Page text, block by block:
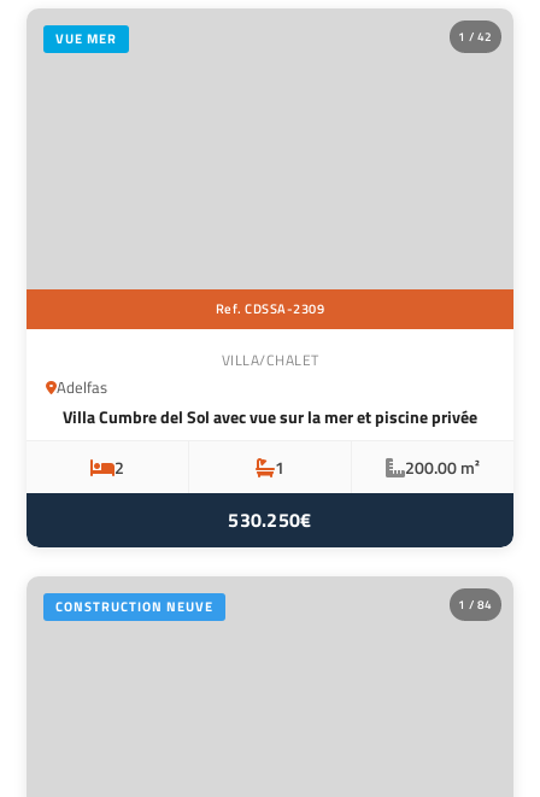
1 / 42
VUE MER
Ref. CDSSA-2309
VILLA/CHALET
Adelfas
Villa Cumbre del Sol avec vue sur la mer et piscine privée
2
1 200.00 m²
530.250€
1 / 84
CONSTRUCTION NEUVE